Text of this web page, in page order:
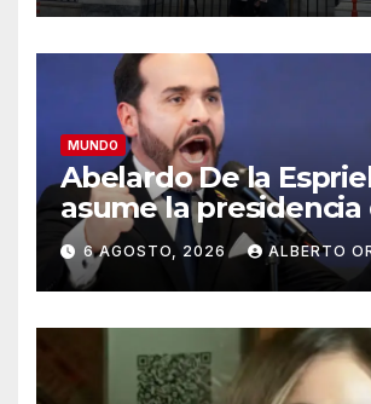
MUNDO
Abelardo De la
asume la presidencia
Colombia en una
inédita y ante la
“desobediencia civil”
lidera Gustavo Petro
6 AGOSTO, 2026 ALBERTO